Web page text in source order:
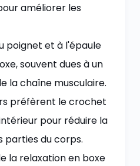
améliorer les
poignet et à l'épaule
souvent dues à un
la chaîne musculaire.
préfèrent le crochet
pour réduire la
parties du corps.
la relaxation en boxe